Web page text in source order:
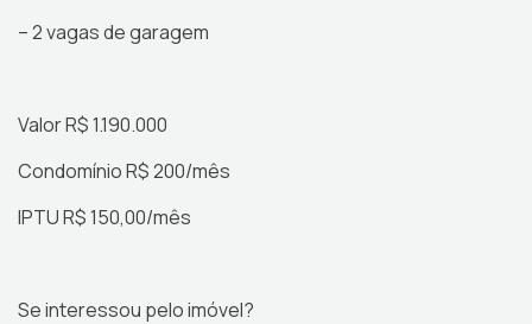
– 2 vagas de garagem
Valor R$ 1.190.000
Condomínio R$ 200/mês
IPTU R$ 150,00/mês
Se interessou pelo imóvel?